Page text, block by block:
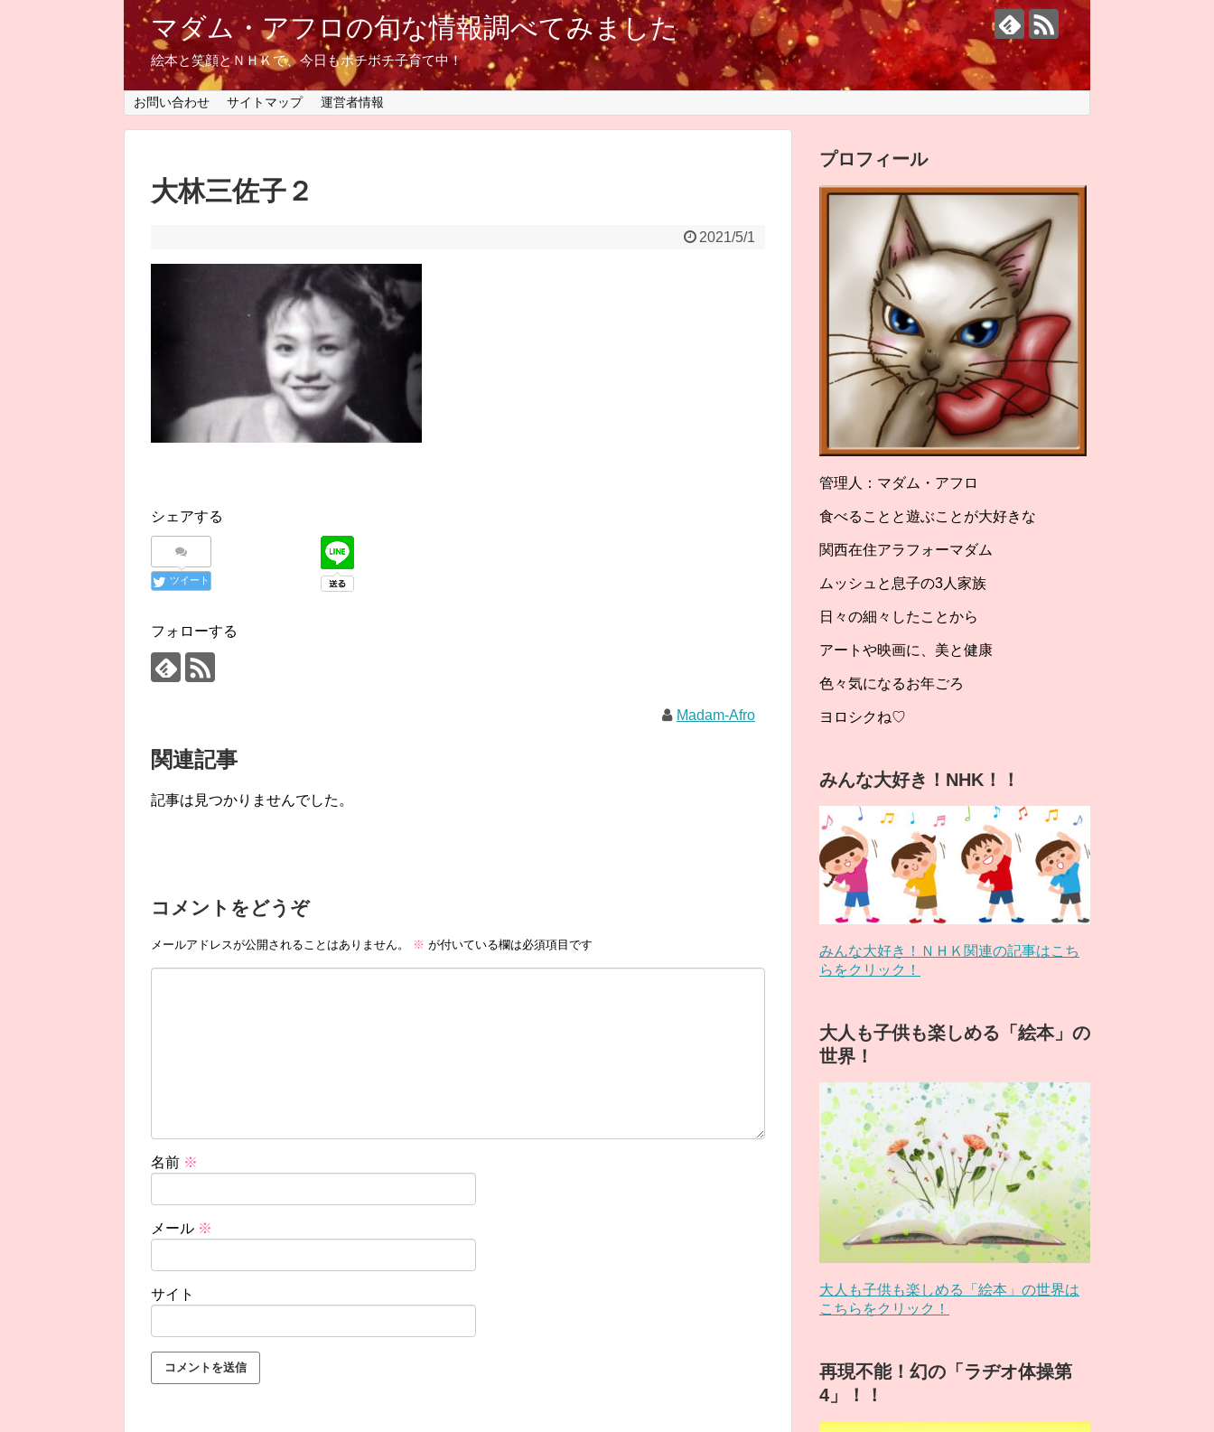
マダム・アフロの旬な情報調べてみました
絵本と笑顔とＮＨＫで、今日もボチボチ子育て中！
お問い合わせ サイトマップ 運営者情報
大林三佐子２
2021/5/1
シェアする
ツイート
フォローする
Madam-Afro
関連記事
記事は見つかりませんでした。
コメントをどうぞ
メールアドレスが公開されることはありません。 ※ が付いている欄は必須項目です
名前 ※
メール ※
サイト
プロフィール
管理人：マダム・アフロ
食べることと遊ぶことが大好きな
関西在住アラフォーマダム
ムッシュと息子の3人家族
日々の細々したことから
アートや映画に、美と健康
色々気になるお年ごろ
ヨロシクね♡
みんな大好き！NHK！！
みんな大好き！ＮＨＫ関連の記事はこち
らをクリック！
大人も子供も楽しめる「絵本」の
世界！
大人も子供も楽しめる「絵本」の世界は
こちらをクリック！
再現不能！幻の「ラヂオ体操第
4」！！